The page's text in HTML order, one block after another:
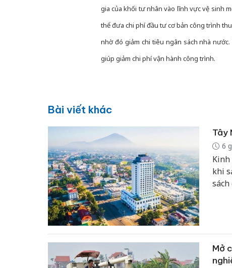
gia của khối tư nhân vào lĩnh vực vệ sinh
thể đưa chi phí đầu tư cơ bản công trình
nhờ đó giảm chi tiêu ngân sách nhà
giúp gi­ảm chi phí vận hành công trình.
Bài viết khác
Tây
6
khi
Mở